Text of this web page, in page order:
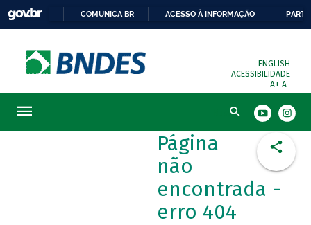
COMUNICA BR ACESSO À INFORMAÇÃO
ENGLISH
ACESSIBILIDADE
A+ A-
Busca
Página
não
encontrada -
erro 404